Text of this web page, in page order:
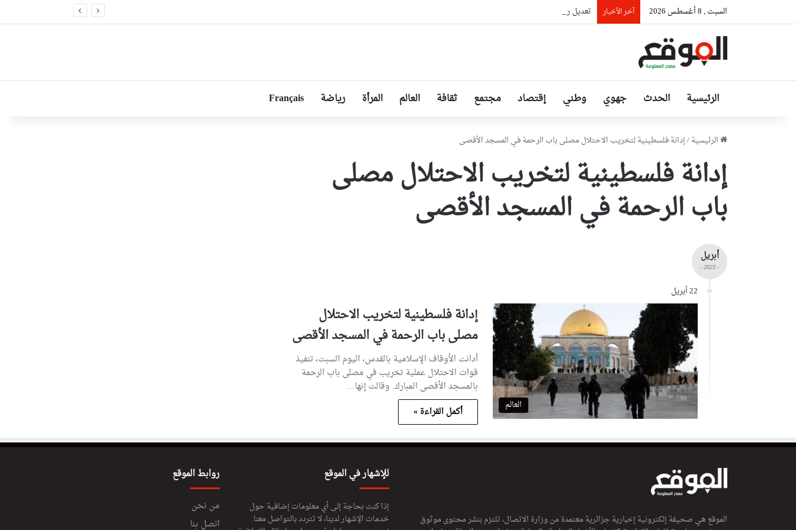
السبت , 8 أغسطس 2026 آخر الأخبار تعديل رزنامة الدخول المدرسي
الرئيسية الحدث جهوي وطني إقتصاد مجتمع ثقافة العالم المرأة رياضة Français
الرئيسية/إدانة فلسطينية لتخريب الاحتلال مصلى باب الرحمة في المسجد الأقصى
إدانة فلسطينية لتخريب الاحتلال مصلى
باب الرحمة في المسجد الأقصى
أبريل
- 2023 -
22 أبريل
العالم
إدانة فلسطينية لتخريب الاحتلال
مصلى باب الرحمة في المسجد الأقصى
أدانت الأوقاف الإسلامية بالقدس، اليوم السبت، تنفيذ
قوات الاحتلال عملية تخريب في مصلى باب الرحمة
بالمسجد الأقصى المبارك. وقالت إنها…
أكمل القراءة »
الموقع هي صحيفة إلكترونية إخبارية جزائرية معتمدة من وزارة الاتصال، تلتزم بنشر محتوى موثوق
للإشهار في الموقع
إذا كنت بحاجة إلى أي معلومات إضافية حول
خدمات الإشهار لدينا، لا تتردد بالتواصل معنا.
روابط الموقع
من نحن
اتصل بنا